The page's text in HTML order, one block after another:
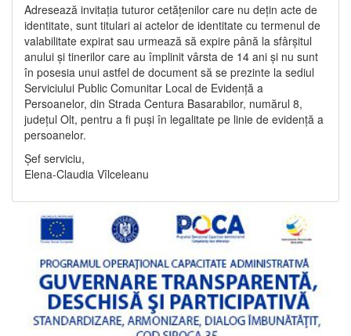
Adresează invitația tuturor cetățenilor care nu dețin acte de
identitate, sunt titulari ai actelor de identitate cu termenul de
valabilitate expirat sau urmează să expire până la sfârșitul
anului și tinerilor care au împlinit vârsta de 14 ani și nu sunt
în posesia unui astfel de document să se prezinte la sediul
Serviciului Public Comunitar Local de Evidență a
Persoanelor, din Strada Centura Basarabilor, numărul 8,
județul Olt, pentru a fi puși în legalitate pe linie de evidență a
persoanelor.
Șef serviciu,
Elena-Claudia Vîlceleanu